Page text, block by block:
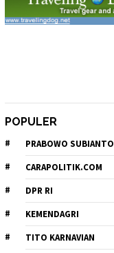
POPULER
PRABOWO SUBIANTO
CARAPOLITIK.COM
DPR RI
KEMENDAGRI
TITO KARNAVIAN